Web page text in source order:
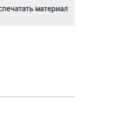
материал